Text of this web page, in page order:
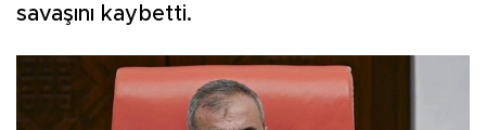
savaşını kaybetti.